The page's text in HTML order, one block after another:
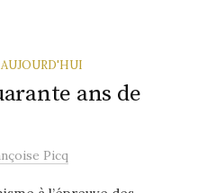
ans de
Picq